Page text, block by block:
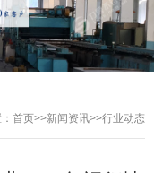
首页>>新闻资讯>>行业动态